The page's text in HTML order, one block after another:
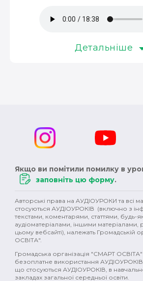
магнати (3)
публіцистика (2)
історичний роман (2) Англія (2)
Черчилль
Британія (2) права людини (2)
сучукрліт (2) Гетьманщина (2)
поівсть (2) комедія (2) історія (2)
Україна (2)
Японія (2) Давня Греція (2)
Детальніше
Якщо ви помітили помилку в
заповніть цю форму.
Авторські права на АУДІОУРОКИ та всі
стосуються АУДІОУРОКІВ (включно з
текстами, коментарями, статтями, будь-
аудіоматеріалами, іншими
цьому вебсайті), належать Громадській
ОСВІТА".
Громадська організація "СМАРТ ОСВІТА"
безоплатне використання АУДІОУРОКІВ
що стосуються АУДІОУРОКІВ, в
закладах загальної середньої освіти.